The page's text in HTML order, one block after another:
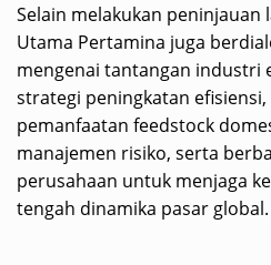
Selain melakukan peninjauan
Utama Pertamina juga
mengenai tantangan industri
strategi peningkatan
pemanfaatan feedstock
manajemen risiko, serta
perusahaan untuk menjaga
tengah dinamika pasar global.